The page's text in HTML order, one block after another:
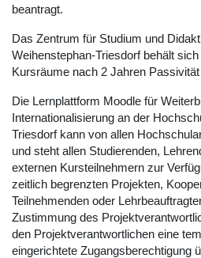
beantragt.
Das Zentrum für Studium und
Weihenstephan-Triesdorf behält
Kursräume nach 2 Jahren Passivität
Die Lernplattform Moodle für
Internationalisierung an der
Triesdorf kann von allen
und steht allen Studierenden,
externen Kursteilnehmern zur
zeitlich begrenzten Projekten,
Teilnehmenden oder
Zustimmung des
den Projektverantwortlichen eine
eingerichtete Zugangsberechtigung